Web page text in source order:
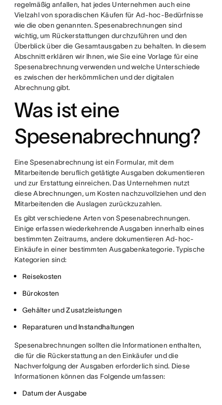
regelmäßig anfallen, hat jedes Unternehmen auch eine
Vielzahl von sporadischen Käufen für Ad-hoc-Bedürfnisse
wie die oben genannten. Spesenabrechnungen sind
wichtig, um Rückerstattungen durchzuführen und den
Überblick über die Gesamtausgaben zu behalten. In diesem
Abschnitt erklären wir Ihnen, wie Sie eine Vorlage für eine
Spesenabrechnung verwenden und welche Unterschiede
es zwischen der herkömmlichen und der digitalen
Abrechnung gibt.
Was ist eine
Spesenabrechnung?
Eine Spesenabrechnung ist ein Formular, mit dem
Mitarbeitende beruflich getätigte Ausgaben dokumentieren
und zur Erstattung einreichen. Das Unternehmen nutzt
diese Abrechnungen, um Kosten nachzuvollziehen und den
Mitarbeitenden die Auslagen zurückzuzahlen.
Es gibt verschiedene Arten von Spesenabrechnungen.
Einige erfassen wiederkehrende Ausgaben innerhalb eines
bestimmten Zeitraums, andere dokumentieren Ad-hoc-
Einkäufe in einer bestimmten Ausgabenkategorie. Typische
Kategorien sind:
Reisekosten
Bürokosten
Gehälter und Zusatzleistungen
Reparaturen und Instandhaltungen
Spesenabrechnungen sollten die Informationen enthalten,
die für die Rückerstattung an den Einkäufer und die
Nachverfolgung der Ausgaben erforderlich sind. Diese
Informationen können das Folgende umfassen:
Datum der Ausgabe